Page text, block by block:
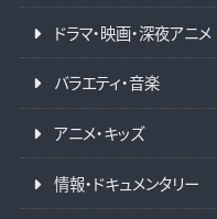
ドラマ・映画・深夜アニメ
バラエティ・音楽
アニメ・キッズ
情報・ドキュメンタリー